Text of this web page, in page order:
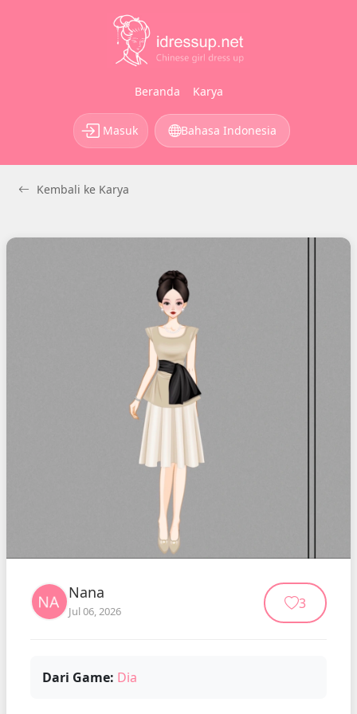
Beranda Karya
Masuk Bahasa Indonesia
Kembali ke Karya
Nana
Jul 06, 2026 3
Dari Game: Dia